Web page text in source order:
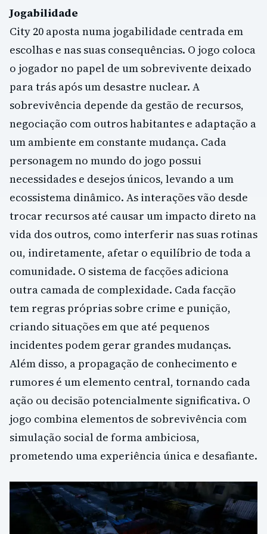
Jogabilidade
City 20 aposta numa jogabilidade centrada em
escolhas e nas suas consequências. O jogo coloca
o jogador no papel de um sobrevivente deixado
para trás após um desastre nuclear. A
sobrevivência depende da gestão de recursos,
negociação com outros habitantes e adaptação a
um ambiente em constante mudança. Cada
personagem no mundo do jogo possui
necessidades e desejos únicos, levando a um
ecossistema dinâmico. As interações vão desde
trocar recursos até causar um impacto direto na
vida dos outros, como interferir nas suas rotinas
ou, indiretamente, afetar o equilíbrio de toda a
comunidade. O sistema de facções adiciona
outra camada de complexidade. Cada facção
tem regras próprias sobre crime e punição,
criando situações em que até pequenos
incidentes podem gerar grandes mudanças.
Além disso, a propagação de conhecimento e
rumores é um elemento central, tornando cada
ação ou decisão potencialmente significativa. O
jogo combina elementos de sobrevivência com
simulação social de forma ambiciosa,
prometendo uma experiência única e desafiante.